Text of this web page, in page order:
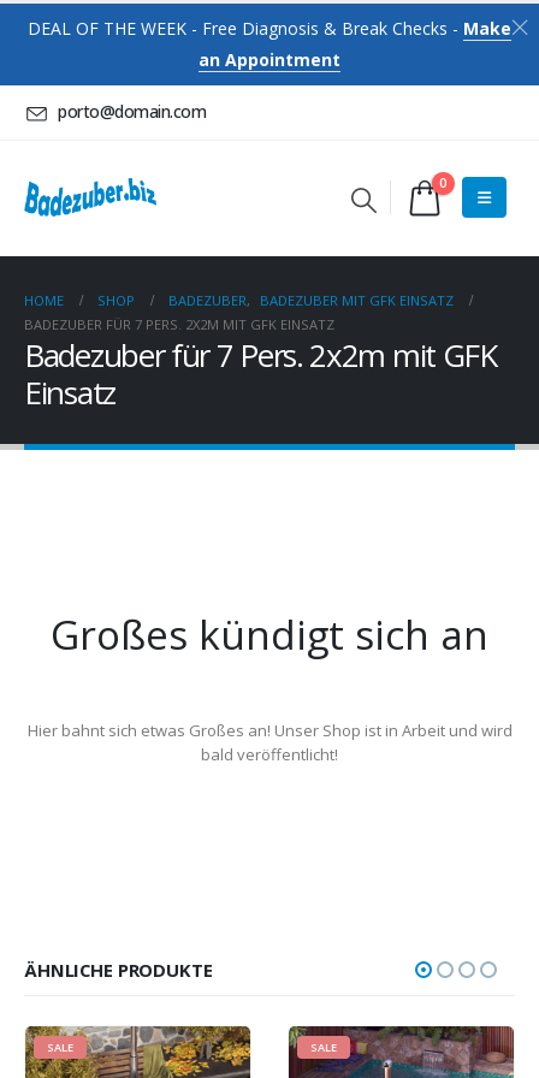
DEAL OF THE WEEK - Free Diagnosis & Break Checks - Make
an Appointment
porto@domain.com
0
HOME SHOP BADEZUBER,
BADEZUBER MIT GFK EINSATZ
BADEZUBER FÜR 7 PERS. 2X2M MIT GFK EINSATZ
Badezuber für 7 Pers. 2x2m mit GFK
Einsatz
Großes kündigt sich an
Hier bahnt sich etwas Großes an! Unser Shop ist in Arbeit und wird
bald veröffentlicht!
ÄHNLICHE PRODUKTE
SALE SALE